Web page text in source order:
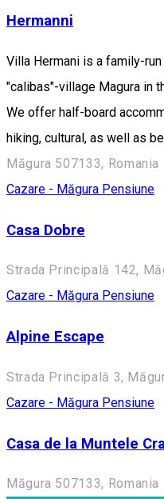
Hermanni
Villa Hermani is a family-
"calibas"-village Magura in
We offer half-board
hiking, cultural, as well as
Măgura 507133, Romania
Cazare - Măgura Pensiune
Casa Dobre
Strada Principală 142,
Cazare - Măgura Pensiune
Alpine Escape
Strada Principală 3,
Cazare - Măgura Pensiune
Casa de la Muntele
Măgura 507133, Romania